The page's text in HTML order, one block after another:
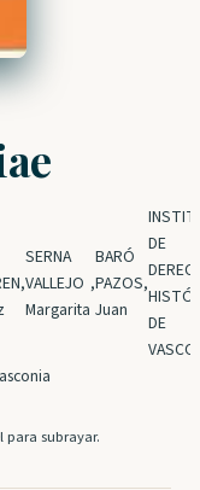
,
SERNA
VALLEJO
Margarita
,
BARÓ
PAZOS
Juan
,
DE
DE
subrayar.